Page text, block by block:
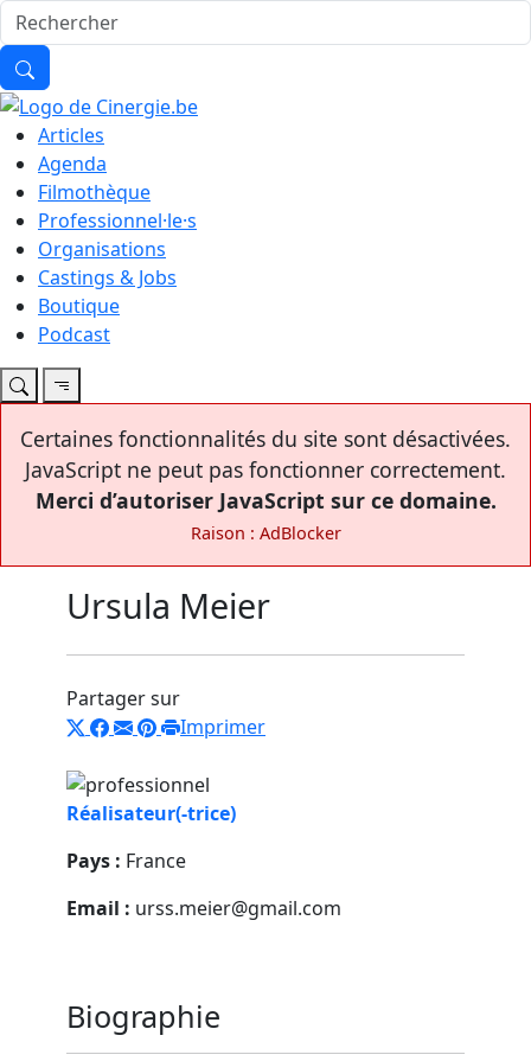
Articles
Agenda
Filmothèque
Professionnel·le·s
Organisations
Castings & Jobs
Boutique
Podcast
Certaines fonctionnalités du site sont désactivées.
JavaScript ne peut pas fonctionner correctement.
Merci d’autoriser JavaScript sur ce domaine.
Raison : AdBlocker
Ursula Meier
Partager sur
Imprimer
Réalisateur(-trice)
Pays : France
Email : urss.meier@gmail.com
Biographie